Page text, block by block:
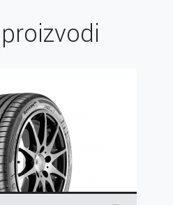
proizvodi